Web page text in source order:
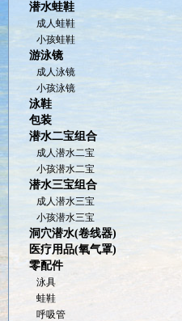
潜水蛙鞋
成人蛙鞋
小孩蛙鞋
游泳镜
成人泳镜
小孩泳镜
泳鞋
包装
潜水二宝组合
成人潜水二宝
小孩潜水二宝
潜水三宝组合
成人潜水三宝
小孩潜水三宝
洞穴潜水(卷线器)
医疗用品(氧气罩)
零配件
泳具
蛙鞋
呼吸管